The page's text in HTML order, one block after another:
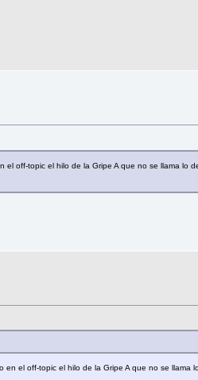
off-topic el hilo de la Gripe A que no se llama lo
el off-topic el hilo de la Gripe A que no se llama